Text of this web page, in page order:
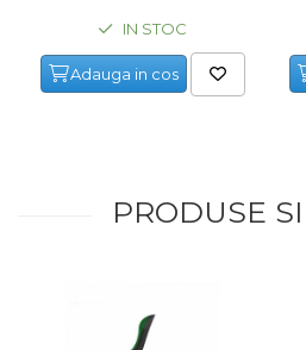
IN STOC
Adauga in cos
PRODUSE